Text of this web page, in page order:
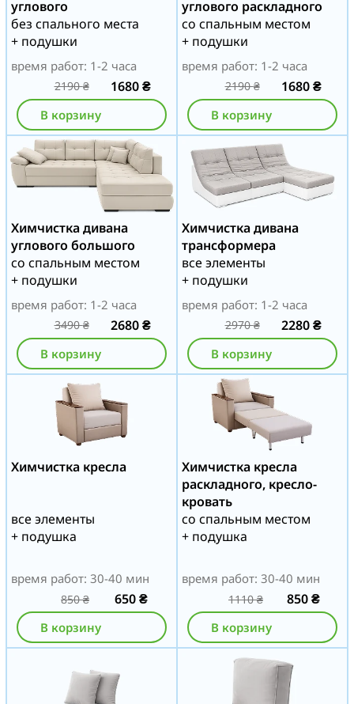
углового
без спального места
+ подушки
время работ: 1-2 часа
2190₴ 1680₴
В корзину
углового раскладного
со спальным местом
+ подушки
время работ: 1-2 часа
2190₴ 1680₴
В корзину
Химчистка дивана
углового большого
со спальным местом
+ подушки
время работ: 1-2 часа
3490₴ 2680₴
В корзину
Химчистка дивана
трансформера
все элементы
+ подушки
время работ: 1-2 часа
2970₴ 2280₴
В корзину
Химчистка кресла
все элементы
+ подушка
время работ: 30-40 мин
850₴ 650₴
В корзину
Химчистка кресла
раскладного, кресло-
кровать
со спальным местом
+ подушка
время работ: 30-40 мин
1110₴ 850₴
В корзину